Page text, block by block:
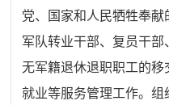
党、国家和人民牺牲奉
军队转业干部、复员干
无军籍退休退职职工的移
就业等服务管理工作。